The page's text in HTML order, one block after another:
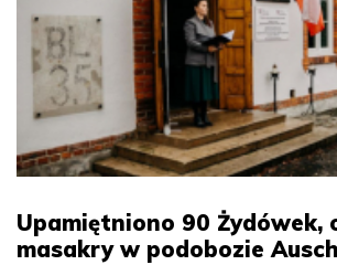
Upamiętniono 90 Żydówek,
masakry w podobozie